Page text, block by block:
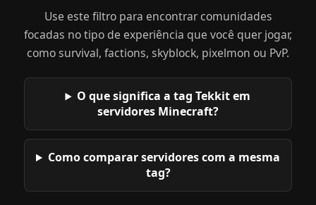
Use este filtro para encontrar comunidades
focadas no tipo de experiência que você quer jogar,
como survival, factions, skyblock, pixelmon ou PvP.
O que significa a tag Tekkit em
servidores Minecraft?
Como comparar servidores com a mesma
tag?